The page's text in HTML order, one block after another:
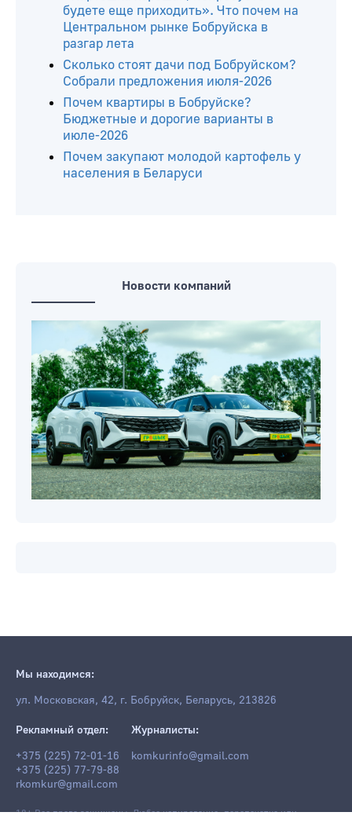
будете еще приходить». Что почем на
Центральном рынке Бобруйска в
разгар лета
Сколько стоят дачи под Бобруйском?
Собрали предложения июля-2026
Почем квартиры в Бобруйске?
Бюджетные и дорогие варианты в
июле-2026
Почем закупают молодой картофель у
населения в Беларуси
Новости компаний
Мы находимся:
ул. Московская, 42, г. Бобруйск, Беларусь, 213826
Рекламный отдел:
+375 (225) 72-01-16
+375 (225) 77-79-88
rkomkur@gmail.com
Журналисты:
komkurinfo@gmail.com
18+ Все права защищены. Любое копирование, перепечатка или